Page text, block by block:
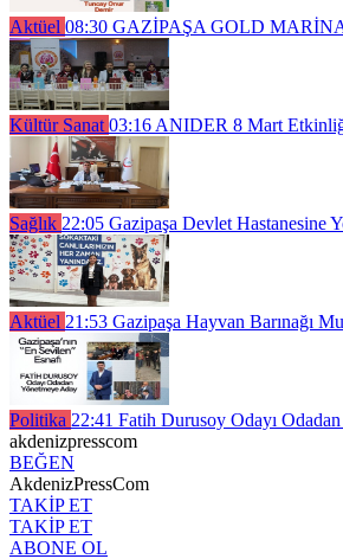
Aktüel 08:30 GAZİPAŞA GOLD
Kültür Sanat 03:16 ANIDER 8 Mart
Sağlık 22:05 Gazipaşa Devlet Hastanesine
Aktüel 21:53 Gazipaşa Hayvan Barınağı
Politika 22:41 Fatih Durusoy Odayı
akdenizpresscom
BEĞEN
AkdenizPressCom
TAKİP ET
TAKİP ET
ABONE OL